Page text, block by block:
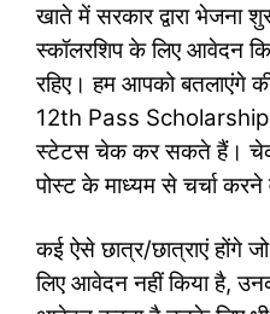
खाते में सरकार द्वारा भेजना
स्कॉलरशिप के लिए आवेदन
रहिए। हम आपको बतलाएंगे
12th Pass
स्टेटस चेक कर सकते हैं। चेक
पोस्ट के माध्यम से चर्चा करने
कई ऐसे छात्र/छात्राएं होंगे
लिए आवेदन नहीं किया है,